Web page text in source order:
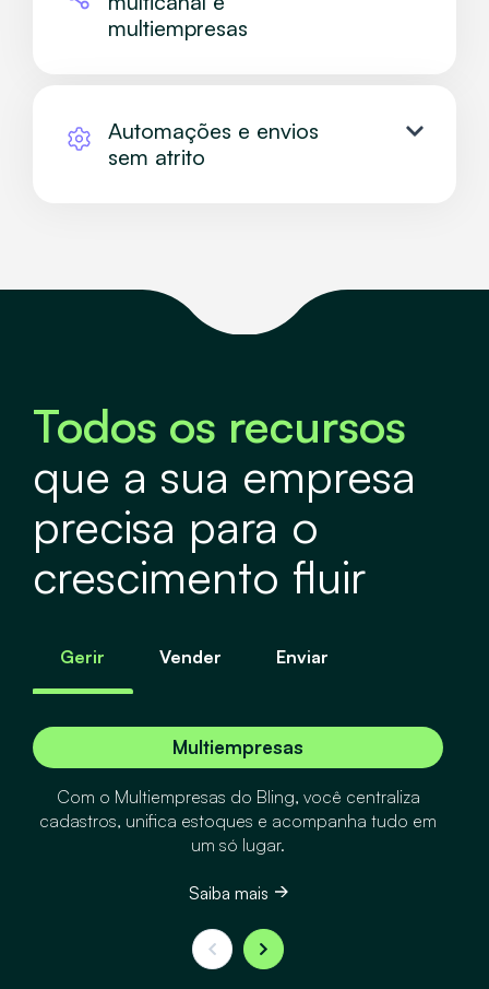
multiempresas
Automações e envios
sem atrito
Todos os recursos
que a sua empresa
precisa para o
crescimento fluir
Gerir Vender Enviar
Multiempresas
Com o Multiempresas do Bling, você centraliza
cadastros, unifica estoques e acompanha tudo em
um só lugar.
Saiba mais